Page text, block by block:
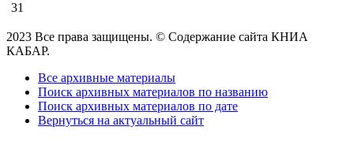
31
2023 Все права защищены. © Содержание сайта КНИА
КАБАР.
Все архивные материалы
Поиск архивных материалов по названию
Поиск архивных материалов по дате
Вернуться на актуальный сайт